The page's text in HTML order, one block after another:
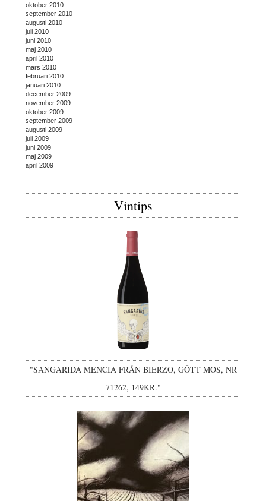
oktober 2010
september 2010
augusti 2010
juli 2010
juni 2010
maj 2010
april 2010
mars 2010
februari 2010
januari 2010
december 2009
november 2009
oktober 2009
september 2009
augusti 2009
juli 2009
juni 2009
maj 2009
april 2009
Vintips
"SANGARIDA MENCIA FRÅN BIERZO, GÔTT MOS, NR
71262, 149KR."